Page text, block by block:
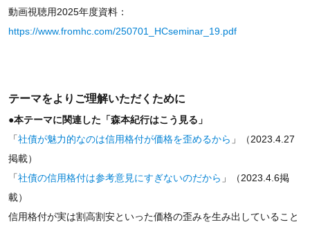
動画視聴用2025年度資料：
https://www.fromhc.com/250701_HCseminar_19.pdf
テーマをよりご理解いただくために
●本テーマに関連した「森本紀行はこう見る」
「社債が魅力的なのは信用格付が価格を歪めるから 」（2023.4.27
掲載）
「社債の信用格付は参考意見にすぎないのだから 」（2023.4.6掲
載）
信用格付が実は割高割安といった価格の歪みを生み出していること